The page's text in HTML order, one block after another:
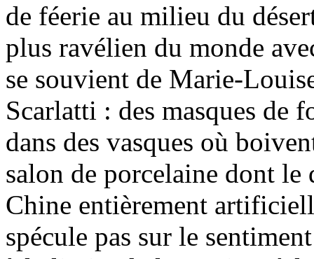
de féerie au milieu du
plus ravélien du monde
se souvient de Marie-
Scarlatti : des masques de
dans des vasques où
salon de porcelaine dont le
Chine entièrement
spécule pas sur le